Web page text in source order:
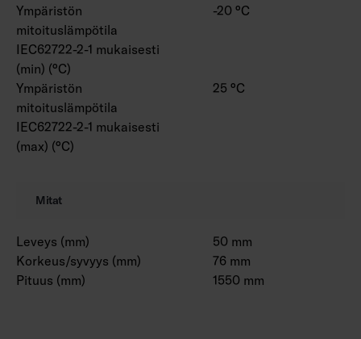
Ympäristön
mitoituslämpötila
IEC62722-2-1 mukaisesti
(min) (°C)
-20 °C
Ympäristön
mitoituslämpötila
IEC62722-2-1 mukaisesti
(max) (°C)
25 °C
Mitat
Leveys (mm)
50 mm
Korkeus/syvyys (mm)
76 mm
Pituus (mm)
1550 mm